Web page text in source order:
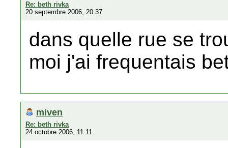
Re: beth rivka
20 septembre 2006, 20:37
dans quelle rue se
moi j'ai frequentais
miven
Re: beth rivka
24 octobre 2006, 11:11